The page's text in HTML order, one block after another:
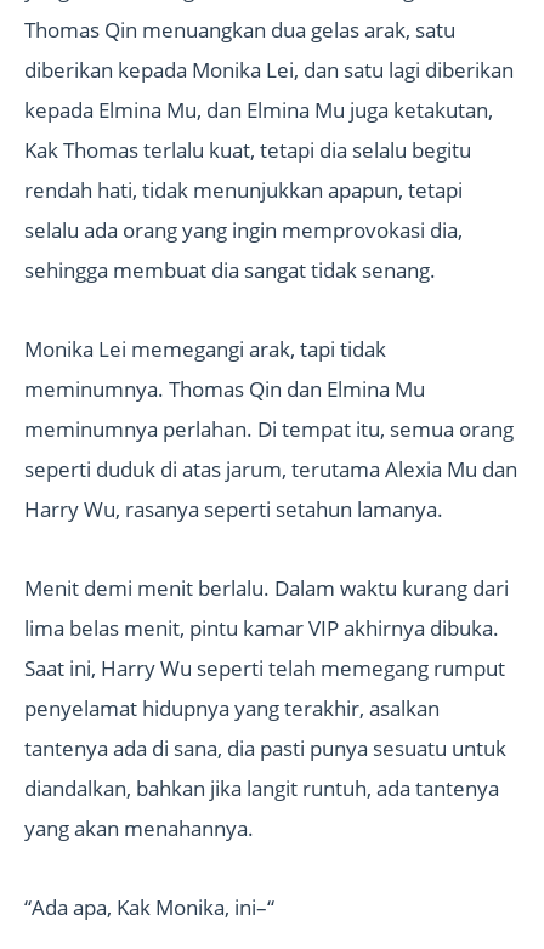
Thomas Qin menuangkan dua gelas arak, satu
diberikan kepada Monika Lei, dan satu lagi diberikan
kepada Elmina Mu, dan Elmina Mu juga ketakutan,
Kak Thomas terlalu kuat, tetapi dia selalu begitu
rendah hati, tidak menunjukkan apapun, tetapi
selalu ada orang yang ingin memprovokasi dia,
sehingga membuat dia sangat tidak senang.
Monika Lei memegangi arak, tapi tidak
meminumnya. Thomas Qin dan Elmina Mu
meminumnya perlahan. Di tempat itu, semua orang
seperti duduk di atas jarum, terutama Alexia Mu dan
Harry Wu, rasanya seperti setahun lamanya.
Menit demi menit berlalu. Dalam waktu kurang dari
lima belas menit, pintu kamar VIP akhirnya dibuka.
Saat ini, Harry Wu seperti telah memegang rumput
penyelamat hidupnya yang terakhir, asalkan
tantenya ada di sana, dia pasti punya sesuatu untuk
diandalkan, bahkan jika langit runtuh, ada tantenya
yang akan menahannya.
“Ada apa, Kak Monika, ini–“